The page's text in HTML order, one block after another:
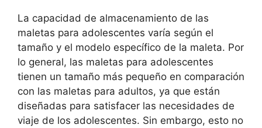
La capacidad de almacenamiento de las
maletas para adolescentes varía según el
tamaño y el modelo específico de la maleta. Por
lo general, las maletas para adolescentes
tienen un tamaño más pequeño en comparación
con las maletas para adultos, ya que están
diseñadas para satisfacer las necesidades de
viaje de los adolescentes. Sin embargo, esto no